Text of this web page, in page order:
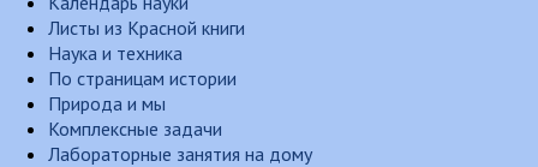
Листы из Красной книги
Наука и техника
По страницам истории
Природа и мы
Комплексные задачи
Лабораторные занятия на дому